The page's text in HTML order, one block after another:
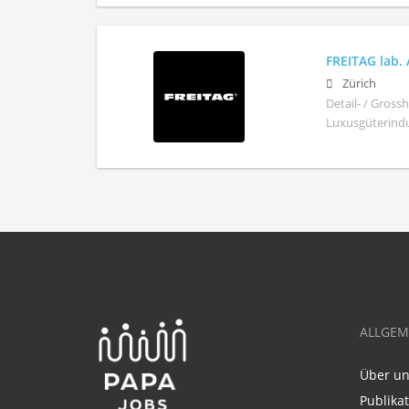
FREITAG lab.
Zürich
Detail- /
Über